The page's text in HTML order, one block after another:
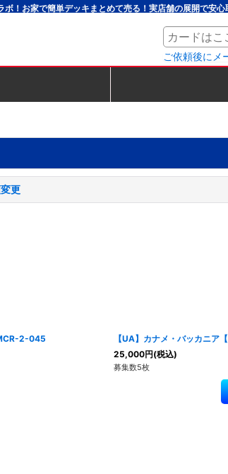
！お家で簡単デッキまとめて売る！実店舗の展開で安心
ご依頼後にメ
更
2-045
【UA】カナメ・バッカニ
25,000円(税込)
募集数5枚